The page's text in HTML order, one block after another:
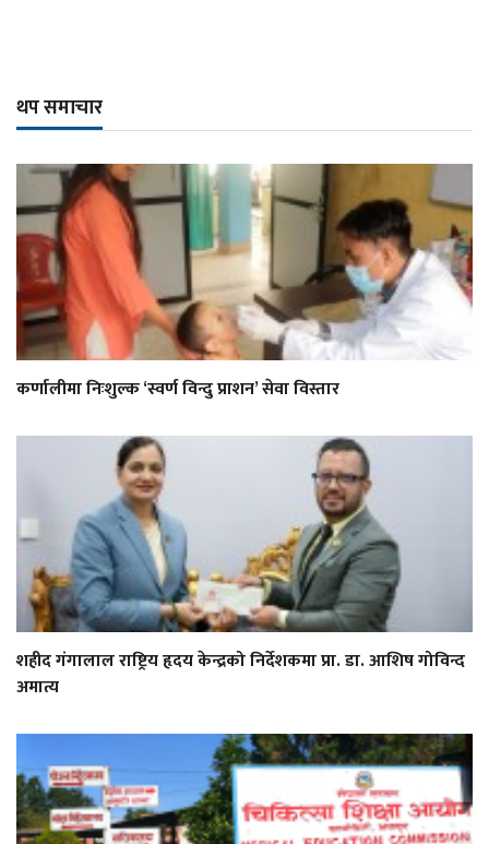
थप समाचार
कर्णालीमा निःशुल्क ‘स्वर्ण विन्दु प्राशन’ सेवा विस्तार
शहीद गंगालाल राष्ट्रिय हृदय केन्द्रको निर्देशकमा प्रा. डा. आशिष गोविन्द
अमात्य